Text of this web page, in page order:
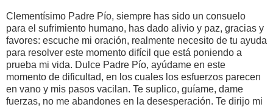
Clementísimo Padre Pío, siempre has sido un consuelo
para el sufrimiento humano, has dado alivio y paz, gracias y
favores: escuche mi oración, realmente necesito de tu ayuda
para resolver este momento difícil que está poniendo a
prueba mi vida. Dulce Padre Pío, ayúdame en este
momento de dificultad, en los cuales los esfuerzos parecen
en vano y mis pasos vacilan. Te suplico, guíame, dame
fuerzas, no me abandones en la desesperación. Te dirijo mi